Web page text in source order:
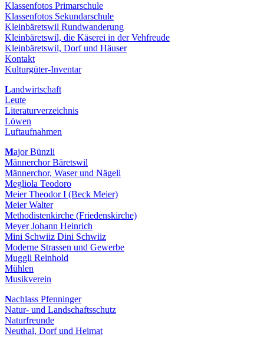
Klassenfotos Primarschule
Klassenfotos Sekundarschule
Kleinbäretswil Rundwanderung
Kleinbäretswil, die Käserei in der Vehfreude
Kleinbäretswil, Dorf und Häuser
Kontakt
Kulturgüter-Inventar
Landwirtschaft
Leute
Literaturverzeichnis
Löwen
Luftaufnahmen
Major Bünzli
Männerchor Bäretswil
Männerchor, Waser und Nägeli
Megliola Teodoro
Meier Theodor I (Beck Meier)
Meier Walter
Methodistenkirche (Friedenskirche)
Meyer Johann Heinrich
Mini Schwiiz Dini Schwiiz
Moderne Strassen und Gewerbe
Muggli Reinhold
Mühlen
Musikverein
Nachlass Pfenninger
Natur- und Landschaftsschutz
Naturfreunde
Neuthal, Dorf und Heimat